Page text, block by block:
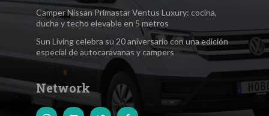
Camper Nissan Primastar Ventus Luxury: cocina,
ducha y techo elevable en 5 metros
Sun Living celebra su 20 aniversario con una edición
especial de autocaravanas y campers
Network